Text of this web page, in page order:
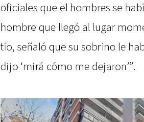
oficiales que el hombres se
hombre que llegó al lugar
tío, señaló que su sobrino le
dijo ‘mirá cómo me dejaron’”.